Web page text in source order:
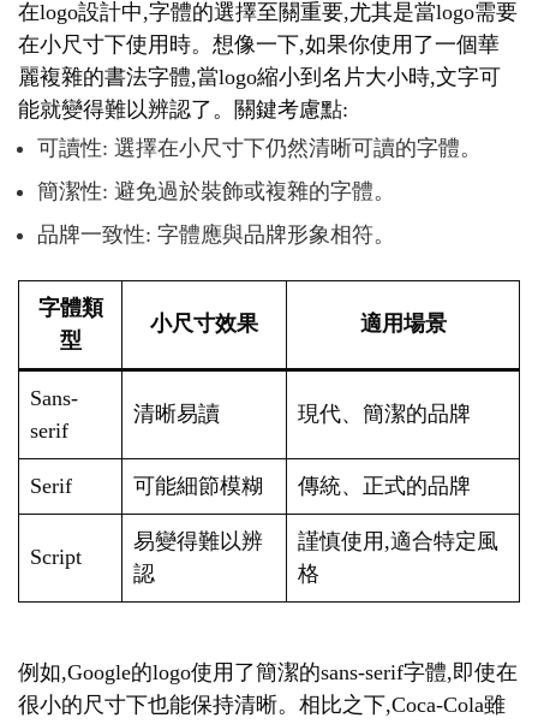
在logo設計中,字體的選擇至關重要,尤其是當logo需要
在小尺寸下使用時。想像一下,如果你使用了一個華
麗複雜的書法字體,當logo縮小到名片大小時,文字可
能就變得難以辨認了。關鍵考慮點:
可讀性: 選擇在小尺寸下仍然清晰可讀的字體。
簡潔性: 避免過於裝飾或複雜的字體。
品牌一致性: 字體應與品牌形象相符。
字體類
型
小尺寸效果 適用場景
Sans-
serif
清晰易讀 現代、簡潔的品牌
Serif 可能細節模糊 傳統、正式的品牌
Script
易變得難以辨
認
謹慎使用,適合特定風
格
例如,Google的logo使用了簡潔的sans-serif字體,即使在
很小的尺寸下也能保持清晰。相比之下,Coca-Cola雖